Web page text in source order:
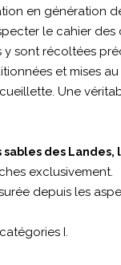
en génération
le cahier des
y sont récoltées
et mises au
Une
des Landes,
exclusivement.
depuis les
I.